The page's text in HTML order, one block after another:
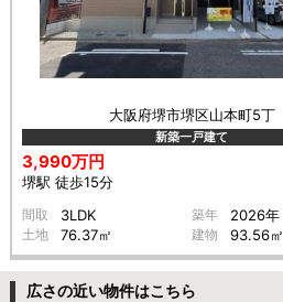
大阪府堺市堺区山本町5丁
新築一戸建て
3,990万円
堺駅 徒歩15分
間取 3LDK 築年 2026年
土地 76.37㎡ 建物 93.56㎡
広さの近い物件はこちら